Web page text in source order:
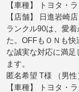
【車種】 トヨタ・
【店舗】 日進岩崎店
ランクル90は、愛
た。OFFもＯＮも快
な誠実な対応に満足
ます。
匿名希望 T様 （男性
【車種】 トヨタ・